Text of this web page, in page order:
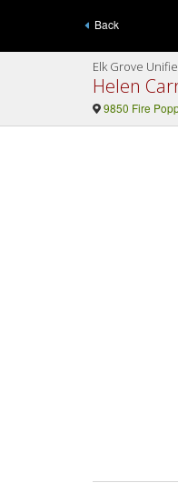
Back
Elk Grove
Helen
9850 Fire